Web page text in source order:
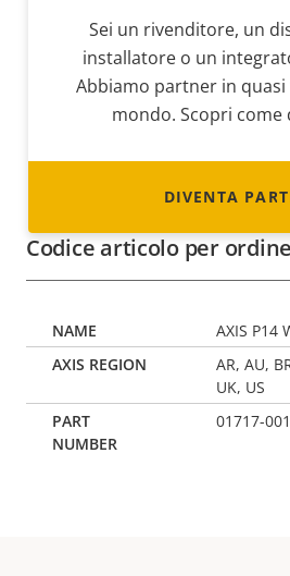
Sei un rivenditore, un
installatore o un
Abbiamo partner in
mondo. Scopri come
DIVENTA
Codice articolo per ordine
AXIS P14
AR, AU,
UK, US
01717-001